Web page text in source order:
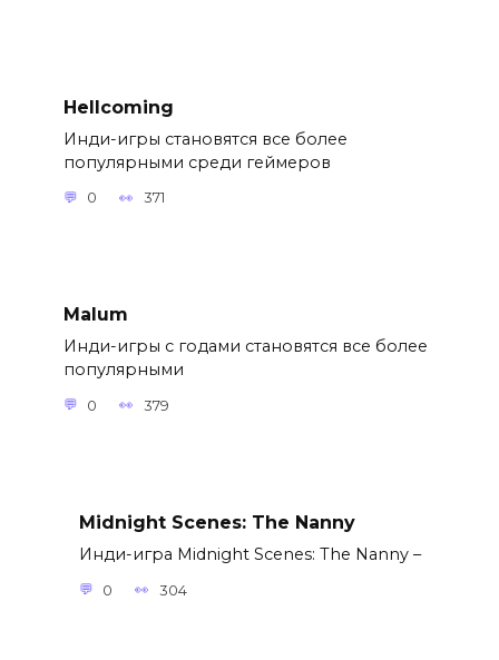
Hellcoming
Инди-игры становятся все более
популярными среди геймеров
0 371
Malum
Инди-игры с годами становятся все более
популярными
0 379
Midnight Scenes: The Nanny
Инди-игра Midnight Scenes: The Nanny –
0 304